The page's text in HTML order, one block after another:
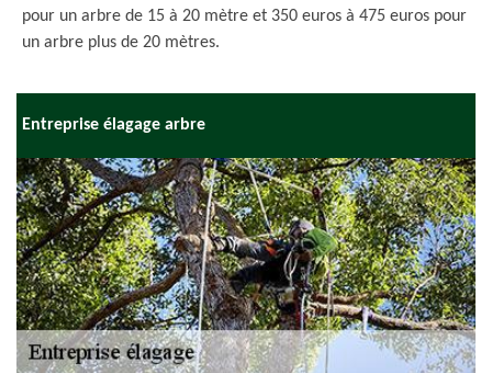
pour un arbre de 15 à 20 mètre et 350 euros à 475 euros pour
un arbre plus de 20 mètres.
Entreprise élagage arbre